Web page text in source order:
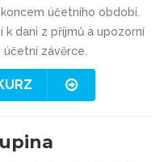
účetního období.
k dani z příjmů a upozorní
závěrce.